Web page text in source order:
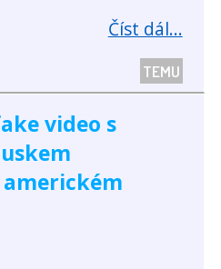
Číst dál...
TEMU
video s